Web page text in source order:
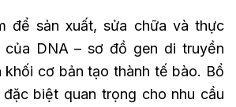
để sản xuất, sửa chữa và thực
của DNA – sơ đồ gen di truyền
khối cơ bản tạo thành tế bào. Bổ
biệt quan trọng cho nhu cầu